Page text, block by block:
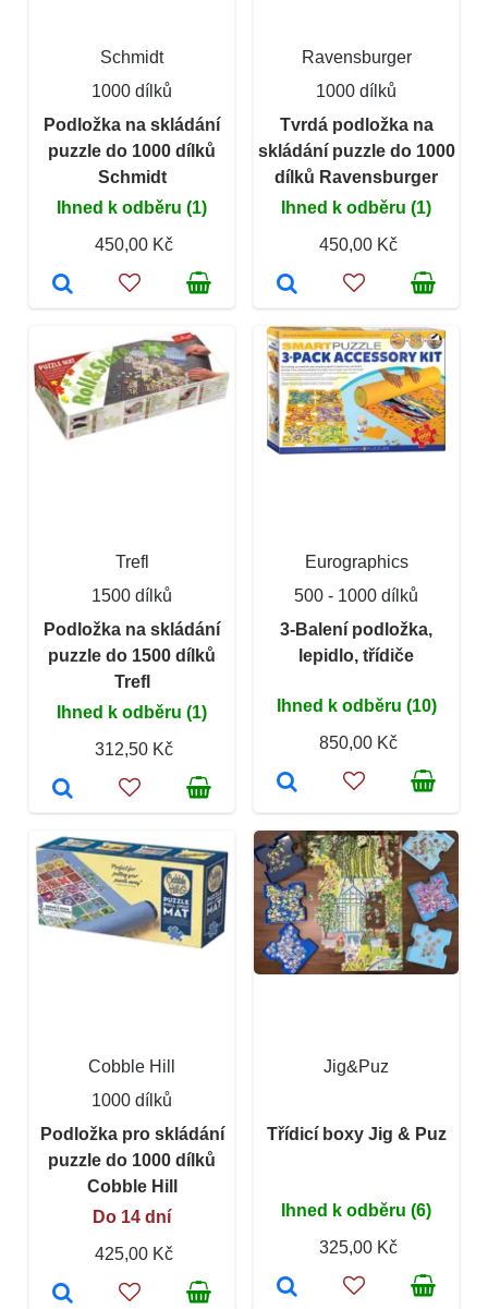
Schmidt
1000 dílků
Podložka na skládání
puzzle do 1000 dílků
Schmidt
Ihned k odběru (1)
450,00 Kč
Ravensburger
1000 dílků
Tvrdá podložka na
skládání puzzle do 1000
dílků Ravensburger
Ihned k odběru (1)
450,00 Kč
Trefl
1500 dílků
Podložka na skládání
puzzle do 1500 dílků
Trefl
Ihned k odběru (1)
312,50 Kč
Eurographics
500 - 1000 dílků
3-Balení podložka,
lepidlo, třídiče
Ihned k odběru (10)
850,00 Kč
Cobble Hill
1000 dílků
Podložka pro skládání
puzzle do 1000 dílků
Cobble Hill
Do 14 dní
425,00 Kč
Jig&Puz
Třídicí boxy Jig & Puz
Ihned k odběru (6)
325,00 Kč